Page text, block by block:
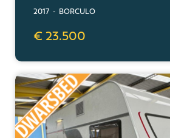
2017 - BORCULO
€ 23.500